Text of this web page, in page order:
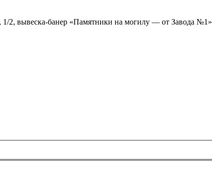
2, вывеска-банер «Памятники на могилу — от Завода №1»